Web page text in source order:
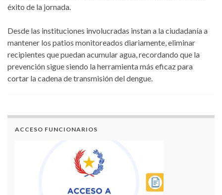
éxito de la jornada.
Desde las instituciones involucradas instan a la ciudadanía a
mantener los patios monitoreados diariamente, eliminar
recipientes que puedan acumular agua, recordando que la
prevención sigue siendo la herramienta más eficaz para
cortar la cadena de transmisión del dengue.
ACCESO FUNCIONARIOS